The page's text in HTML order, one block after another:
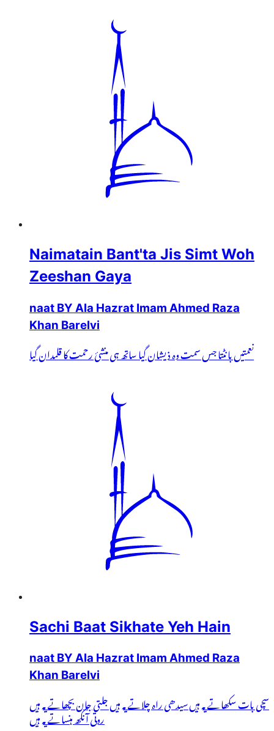
Naimatain Bant'ta Jis Simt Woh
Zeeshan Gaya
naat BY Ala Hazrat Imam Ahmed Raza
Khan Barelvi
نعمتیں بانٹتا جس سمت وہ ذیشان گیا ساتھ ہی منشئ رحمت کا قلمدان گیا
Sachi Baat Sikhate Yeh Hain
naat BY Ala Hazrat Imam Ahmed Raza
Khan Barelvi
سچی بات سکھاتے یہ ہیں سیدھی راہ چلاتے یہ ہیں جلتی جان بچھاتے یہ ہیں
روتی آنکھ ہنساتے یہ ہیں